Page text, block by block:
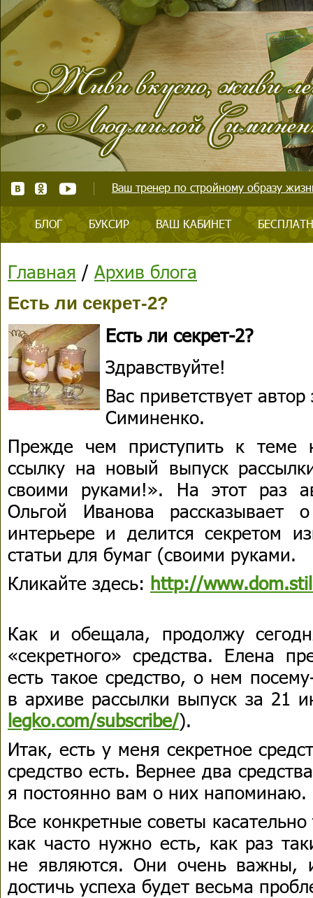
Ваш тренер по стройному образу
БЛОГ БУКСИР ВАШ КАБИНЕТ
Главная / Архив блога
Есть ли секрет-2?
Есть ли секрет-2?
Здравствуйте!
Вас приветствует
Симиненко.
Прежде чем приступить к теме
ссылку на новый выпуск
своими руками!». На этот раз
Ольгой Иванова рассказывает
интерьере и делится секретом
статьи для бумаг (своими руками.
Кликайте здесь: http://
Как и обещала, продолжу
«секретного» средства. Елена
есть такое средство, о нем
в архиве рассылки выпуск за 21
legko.com/subscribe/).
Итак, есть у меня секретное
средство есть. Вернее два
я постоянно вам о них напоминаю.
Все конкретные советы
как часто нужно есть, как раз
не являются. Они очень важны,
достичь успеха будет весьма